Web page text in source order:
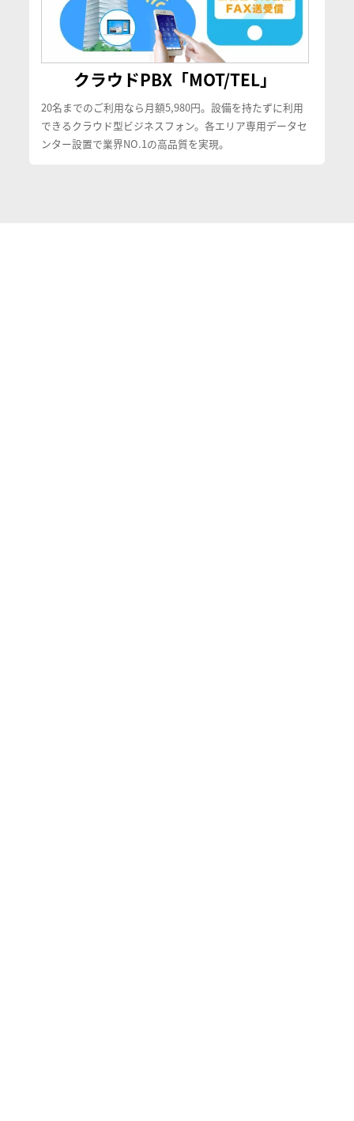
クラウドPBX「MOT/TEL」
20名までのご利用なら月額5,980円。設備を持たずに利用
できるクラウド型ビジネスフォン。各エリア専用データセ
ンター設置で業界NO.1の高品質を実現。